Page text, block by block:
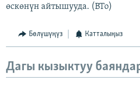
өскөнүн айтышууда. (BTo)
Бөлүшүңүз Катталыңыз
Дагы кызыктуу